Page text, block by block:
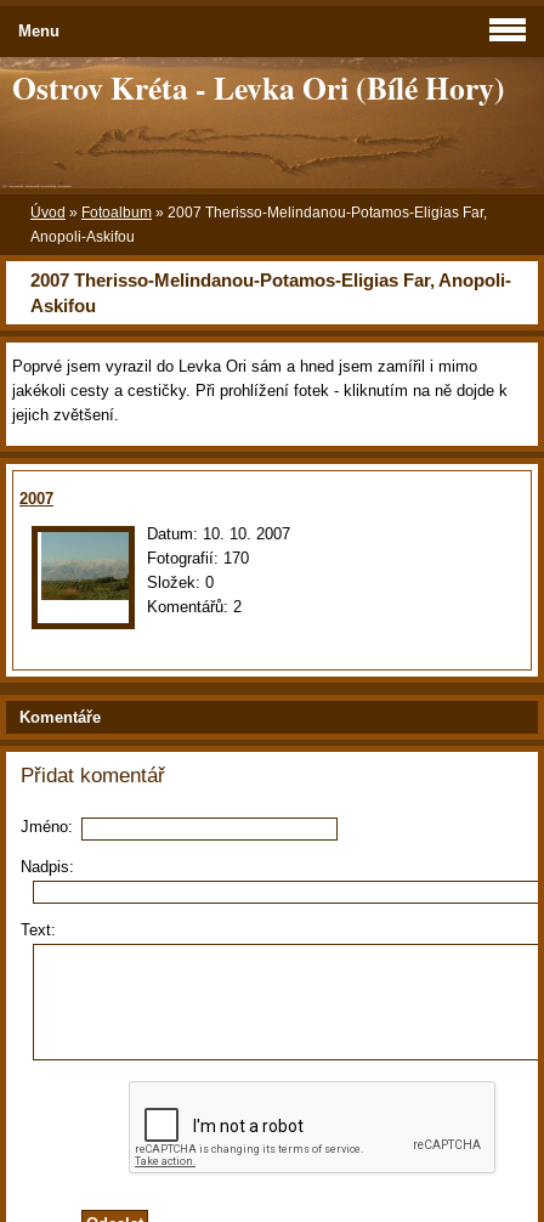
Ostrov Kréta - Levka Ori (Bílé Hory)
Úvod » Fotoalbum » 2007 Therisso-Melindanou-Potamos-Eligias Far,
Anopoli-Askifou
2007 Therisso-Melindanou-Potamos-Eligias Far, Anopoli-
Askifou
Poprvé jsem vyrazil do Levka Ori sám a hned jsem zamířil i mimo
jakékoli cesty a cestičky. Při prohlížení fotek - kliknutím na ně dojde k
jejich zvětšení.
2007
Datum: 10. 10. 2007
Fotografií: 170
Složek: 0
Komentářů: 2
Komentáře
Přidat komentář
Jméno:
Nadpis:
Text:
Menu